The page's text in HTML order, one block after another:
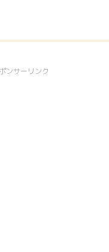
ンサーリンク